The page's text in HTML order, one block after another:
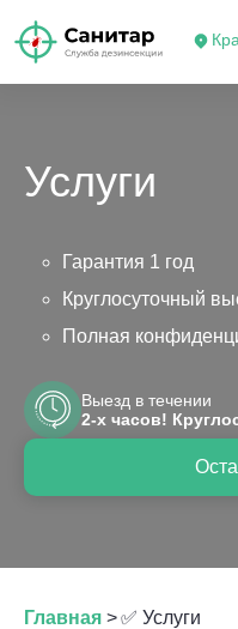
Услуги
Гарантия 1 год
Круглосуточный
Полная
Выезд в течении
2-х часов!
Главная >✅ Услуги